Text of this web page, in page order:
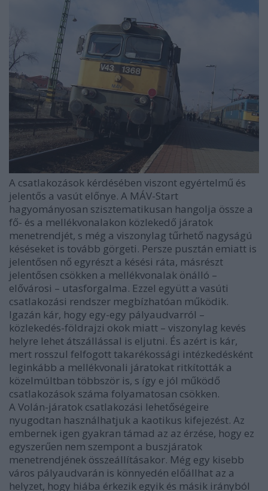
A csatlakozások kérdésében viszont egyértelmű és
jelentős a vasút előnye. A MÁV-Start
hagyományosan szisztematikusan hangolja össze a
fő- és a mellékvonalakon közlekedő járatok
menetrendjét, s még a viszonylag tűrhető nagyságú
késéseket is tovább görgeti. Persze pusztán emiatt is
jelentősen nő egyrészt a késési ráta, másrészt
jelentősen csökken a mellékvonalak önálló –
elővárosi – utasforgalma. Ezzel együtt a vasúti
csatlakozási rendszer megbízhatóan működik.
Igazán kár, hogy egy-egy pályaudvarról –
közlekedés-földrajzi okok miatt – viszonylag kevés
helyre lehet átszállással is eljutni. És azért is kár,
mert rosszul felfogott takarékossági intézkedésként
leginkább a mellékvonali járatokat ritkították a
közelmúltban többször is, s így e jól működő
csatlakozások száma folyamatosan csökken.
A Volán-járatok csatlakozási lehetőségeire
nyugodtan használhatjuk a kaotikus kifejezést. Az
embernek igen gyakran támad az az érzése, hogy ez
egyszerűen nem szempont a buszjáratok
menetrendjének összeállításakor. Még egy kisebb
város pályaudvarán is könnyedén előállhat az a
helyzet, hogy hiába érkezik egyik és másik irányból